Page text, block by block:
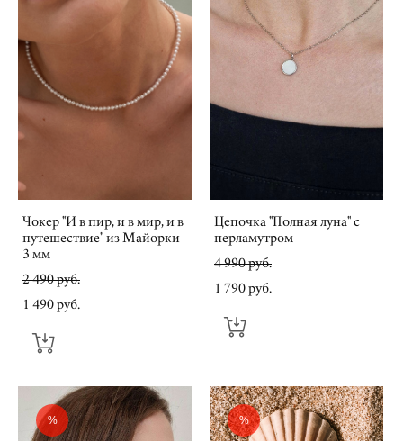
Чокер "И в пир, и в мир, и в
путешествие" из Майорки
3 мм
2 490 pуб.
1 490 pуб.
Цепочка "Полная луна" с
перламутром
4 990 pуб.
1 790 pуб.
% %